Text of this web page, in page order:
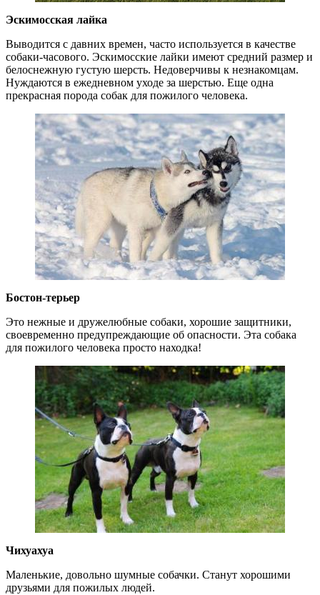
Эскимосская лайка
Выводится с давних времен, часто используется в качестве
собаки-часового. Эскимосские лайки имеют средний размер и
белоснежную густую шерсть. Недоверчивы к незнакомцам.
Нуждаются в ежедневном уходе за шерстью. Еще одна
прекрасная порода собак для пожилого человека.
Бостон-терьер
Это нежные и дружелюбные собаки, хорошие защитники,
своевременно предупреждающие об опасности. Эта собака
для пожилого человека просто находка!
Чихуахуа
Маленькие, довольно шумные собачки. Станут хорошими
друзьями для пожилых людей.